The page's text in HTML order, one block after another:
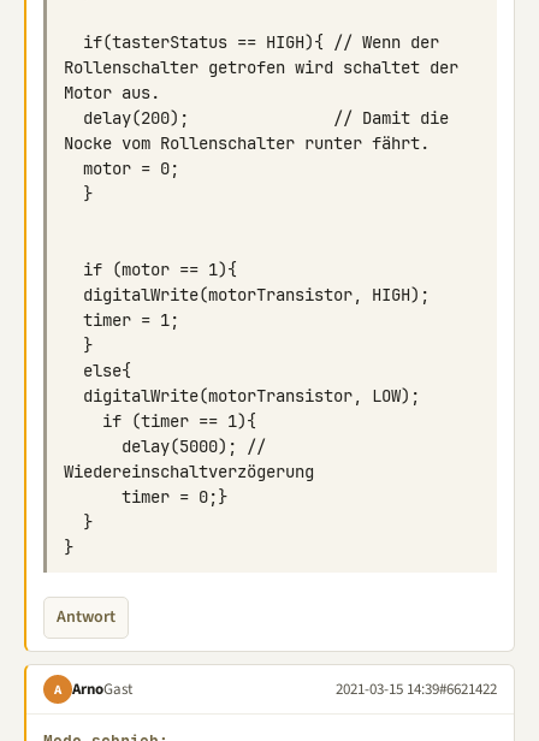
Rollenschalter getrofen wird schaltet der
Antwort
A ArnoGast 2021-03-15 14:39#6621422